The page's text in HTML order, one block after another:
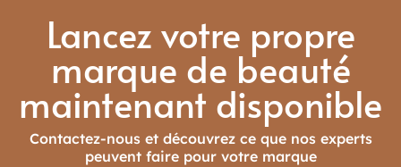
Lancez votre propre
marque de beauté
maintenant disponible
Contactez-nous et découvrez ce que nos experts
peuvent faire pour votre marque